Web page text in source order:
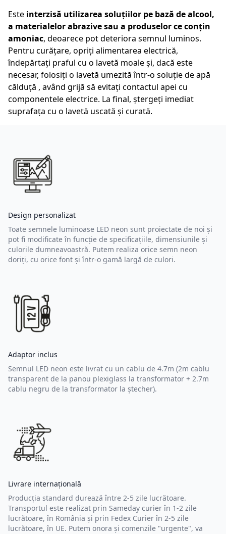
Este interzisă utilizarea soluțiilor pe bază de alcool,
a materialelor abrazive sau a produselor ce conțin
amoniac, deoarece pot deteriora semnul luminos.
Pentru curățare, opriți alimentarea electrică,
îndepărtați praful cu o lavetă moale și, dacă este
necesar, folosiți o lavetă umezită într-o soluție de apă
călduță , având grijă să evitați contactul apei cu
componentele electrice. La final, ștergeți imediat
suprafața cu o lavetă uscată și curată.
Design personalizat
Toate semnele luminoase LED neon sunt proiectate de noi și
pot fi modificate în funcție de specificațiile, dimensiunile și
culorile dumneavoastră. Putem realiza orice semn neon
doriți, cu orice font și într-o gamă largă de culori.
Adaptor inclus
Semnul LED neon este livrat cu un cablu de 4.7m (2m cablu
transparent de la panou plexiglass la transformator + 2.7m
cablu negru de la transformator la ștecher).
Livrare internațională
Producția standard durează între 2-5 zile lucrătoare.
Transportul este realizat prin Sameday curier în 1-2 zile
lucrătoare, în România și prin Fedex Curier în 2-5 zile
lucrătoare, în UE. Putem onora și comenzile "urgente", va